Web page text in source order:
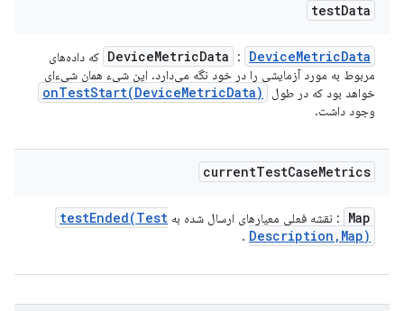
testData
DeviceMetricData : DeviceMetricData
که داده‌های
مربوط به مورد آزمایشی را در خود نگه می‌دارد. این شیء همان شیء‌ای
خواهد بود که در طول
onTestStart(DeviceMetricData)
وجود داشت.
currentTestCaseMetrics
Map : نقشه فعلی معیارهای ارسال شده به testEnded(Test
Description , Map)
.